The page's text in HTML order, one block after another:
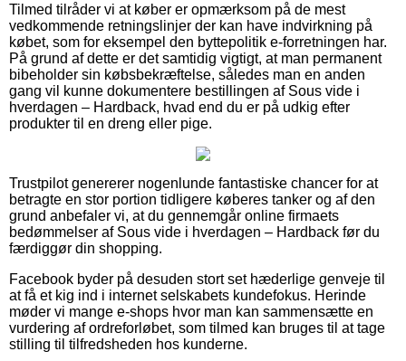
Tilmed tilråder vi at køber er opmærksom på de mest
vedkommende retningslinjer der kan have indvirkning på
købet, som for eksempel den byttepolitik e-forretningen har.
På grund af dette er det samtidig vigtigt, at man permanent
bibeholder sin købsbekræftelse, således man en anden
gang vil kunne dokumentere bestillingen af Sous vide i
hverdagen – Hardback, hvad end du er på udkig efter
produkter til en dreng eller pige.
Trustpilot genererer nogenlunde fantastiske chancer for at
betragte en stor portion tidligere køberes tanker og af den
grund anbefaler vi, at du gennemgår online firmaets
bedømmelser af Sous vide i hverdagen – Hardback før du
færdiggør din shopping.
Facebook byder på desuden stort set hæderlige genveje til
at få et kig ind i internet selskabets kundefokus. Herinde
møder vi mange e-shops hvor man kan sammensætte en
vurdering af ordreforløbet, som tilmed kan bruges til at tage
stilling til tilfredsheden hos kunderne.